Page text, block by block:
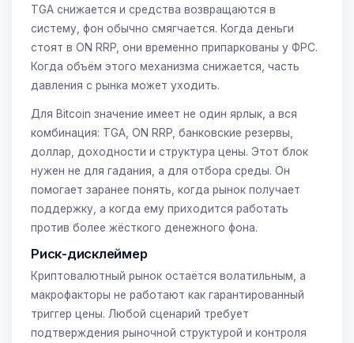
TGA снижается и средства возвращаются в
систему, фон обычно смягчается. Когда деньги
стоят в ON RRP, они временно припаркованы у ФРС.
Когда объём этого механизма снижается, часть
давления с рынка может уходить.
Для Bitcoin значение имеет не один ярлык, а вся
комбинация: TGA, ON RRP, банковские резервы,
доллар, доходности и структура цены. Этот блок
нужен не для гадания, а для отбора среды. Он
помогает заранее понять, когда рынок получает
поддержку, а когда ему приходится работать
против более жёсткого денежного фона.
Риск-дисклеймер
Криптовалютный рынок остаётся волатильным, а
макрофакторы не работают как гарантированный
триггер цены. Любой сценарий требует
подтверждения рыночной структурой и контроля